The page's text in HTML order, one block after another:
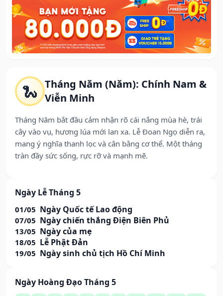
🐍 Tháng Năm (Năm): Chính Nam &
Viễn Minh
Tháng Năm bắt đầu cảm nhận rõ cái nắng mùa hè, trái
cây vào vụ, hương lúa mới lan xa. Lễ Đoan Ngọ diễn ra,
mang ý nghĩa thanh lọc và cân bằng cơ thể. Một tháng
tràn đầy sức sống, rực rỡ và mạnh mẽ.
Ngày Lễ Tháng 5
01/05 Ngày Quốc tế Lao động
07/05 Ngày chiến thắng Điện Biên Phủ
13/05 Ngày của mẹ
18/05 Lễ Phật Đản
19/05 Ngày sinh chủ tịch Hồ Chí Minh
Ngày Hoàng Đạo Tháng 5